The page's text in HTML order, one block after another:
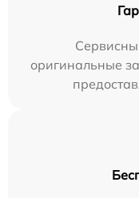
оригинальные